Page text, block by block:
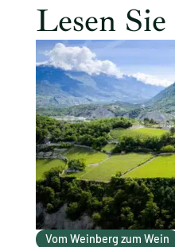
Lesen
Vom Weinberg zum Wein